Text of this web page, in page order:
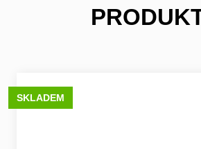
SKLADEM